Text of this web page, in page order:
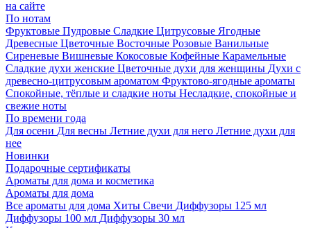
на сайте
По нотам
Фруктовые Пудровые Сладкие Цитрусовые Ягодные
Древесные Цветочные Восточные Розовые Ванильные
Сиреневые Вишневые Кокосовые Кофейные Карамельные
Сладкие духи женские Цветочные духи для женщины Духи с
древесно-цитрусовым ароматом Фруктово-ягодные ароматы
Спокойные, тёплые и сладкие ноты Несладкие, спокойные и
свежие ноты
По времени года
Для осени Для весны Летние духи для него Летние духи для
нее
Новинки
Подарочные сертификаты
Ароматы для дома и косметика
Ароматы для дома
Все ароматы для дома Хиты Свечи Диффузоры 125 мл
Диффузоры 100 мл Диффузоры 30 мл